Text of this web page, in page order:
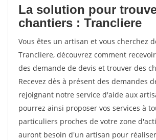
La solution pour
chantiers : Trancliere
Vous êtes un artisan et vous cherchez
Trancliere, découvrez comment
des demande de devis et trouver des
Recevez dès à présent des demandes
rejoignant notre service d'aide aux
pourrez ainsi proposer vos services à
particuliers proches de votre zone
auront besoin d'un artisan pour